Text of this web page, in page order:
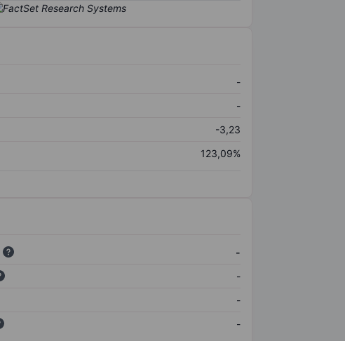
-
-
-3,23
123,09%
-
-
-
-